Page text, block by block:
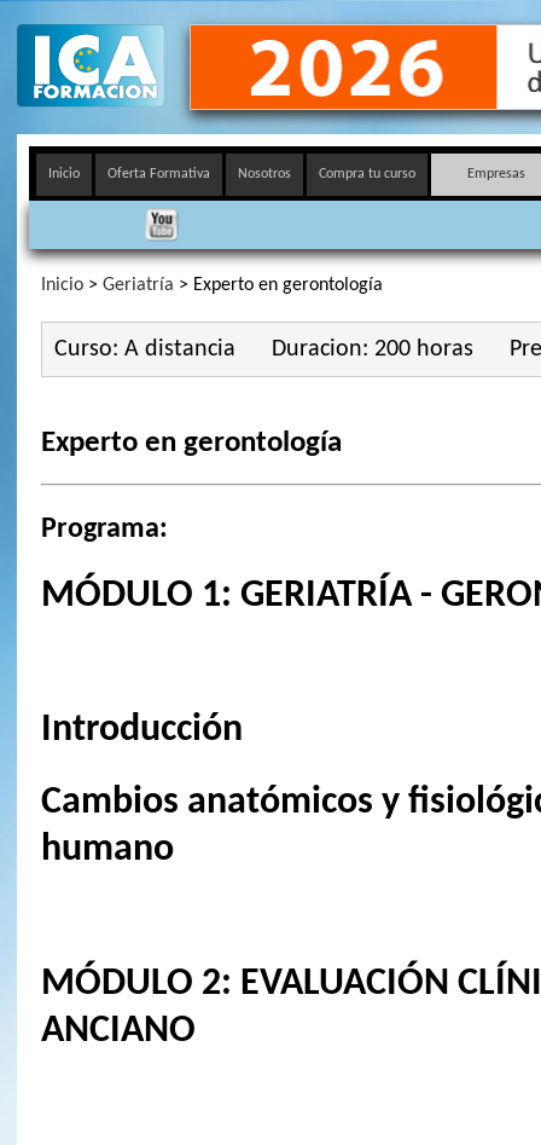
Inicio Oferta Formativa Nosotros Compra tu curso Empresas
Inicio> Geriatría > Experto en gerontología
Curso: A distancia Duracion: 200 horas
Experto en gerontología
Programa:
MÓDULO 1: GERIATRÍA -
Introducción
Cambios anatómicos y
humano
MÓDULO 2: EVALUACIÓN
ANCIANO